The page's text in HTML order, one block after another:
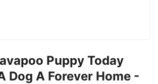
Puppy Today
Dog A Forever Home -